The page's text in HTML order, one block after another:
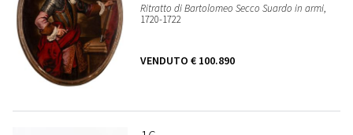
Ritratto di Bartolomeo Secco Suardo in armi,
1720-1722
VENDUTO € 100.890